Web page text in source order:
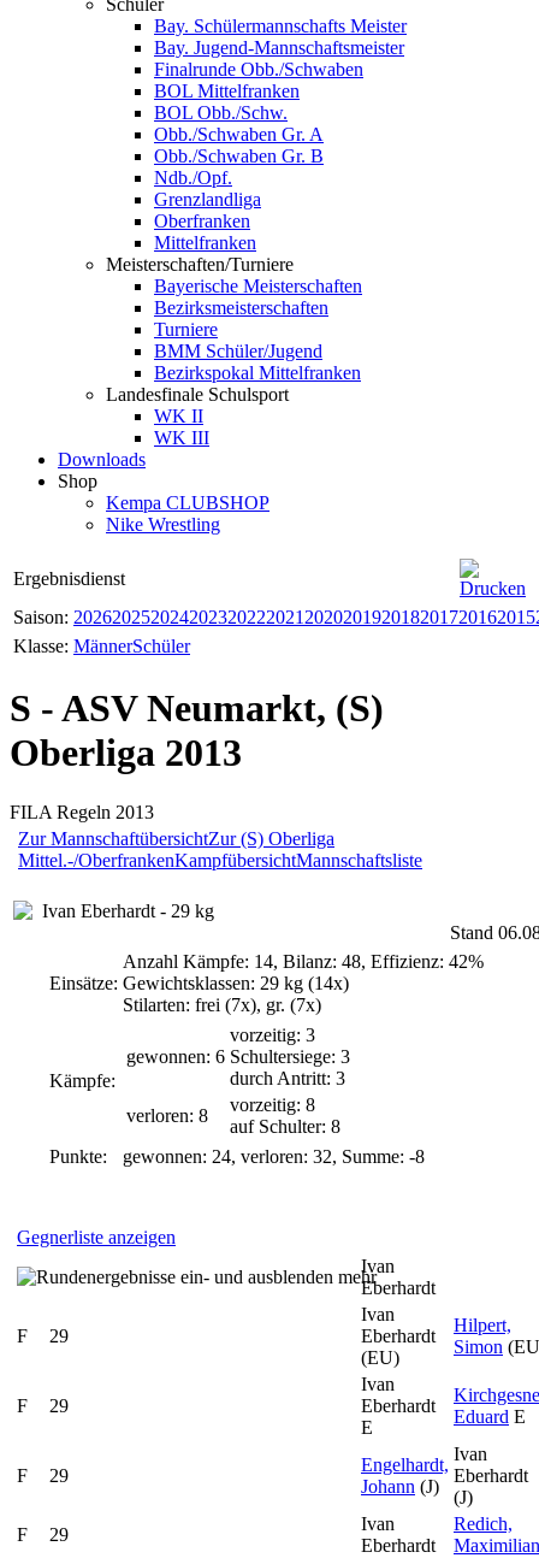
Schüler
Bay. Schülermannschafts Meister
Bay. Jugend-Mannschaftsmeister
Finalrunde Obb./Schwaben
BOL Mittelfranken
BOL Obb./Schw.
Obb./Schwaben Gr. A
Obb./Schwaben Gr. B
Ndb./Opf.
Grenzlandliga
Oberfranken
Mittelfranken
Meisterschaften/Turniere
Bayerische Meisterschaften
Bezirksmeisterschaften
Turniere
BMM Schüler/Jugend
Bezirkspokal Mittelfranken
Landesfinale Schulsport
WK II
WK III
Downloads
Shop
Kempa CLUBSHOP
Nike Wrestling
Ergebnisdienst
Saison: 202620252024202320222021 202020192018201720162015
Klasse: MännerSchüler
S - ASV Neumarkt, (S)
Oberliga 2013
FILA Regeln 2013
Zur MannschaftübersichtZur (S) Oberliga
Mittel.-/OberfrankenKampfübersichtMannschaftsliste
Ivan Eberhardt - 29 kg
Stand
Einsätze:
Anzahl Kämpfe: 14, Bilanz: 48, Effizienz: 42%
Gewichtsklassen: 29 kg (14x)
Stilarten: frei (7x), gr. (7x)
Kämpfe:
gewonnen: 6
vorzeitig: 3
Schultersiege: 3
durch Antritt: 3
verloren: 8
vorzeitig: 8
auf Schulter: 8
Punkte:
gewonnen: 24, verloren: 32, Summe: -8
Gegnerliste anzeigen
mehr
Ivan
Eberhardt
F 29
Ivan
Eberhardt
(EU)
Hilpert,
Simon
F 29
Ivan
Eberhardt
E
Eduard E
F 29
Engelhardt,
Johann (J)
Ivan
Eberhardt
(J)
F
29
Ivan
Eberhardt
Redich,
Maximilian